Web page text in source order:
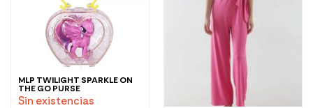
MLP TWILIGHT SPARKLE ON
THE GO PURSE
Sin existencias